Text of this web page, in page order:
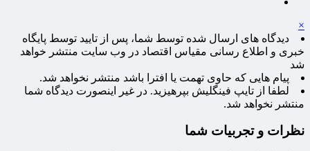
×
دیدگاه های ارسال شده توسط شما، پس از تایید توسط پایگاه
خبری و اطلاع رسانی مقیاس اقتصاد در وب سایت منتشر خواهد
شد
پیام هایی که حاوی تهمت یا افترا باشد منتشر نخواهد شد.
لطفا از تایپ فینگلیش بپرهیزید. در غیر اینصورت دیدگاه شما
منتشر نخواهد شد.
نظرات و تجربیات شما